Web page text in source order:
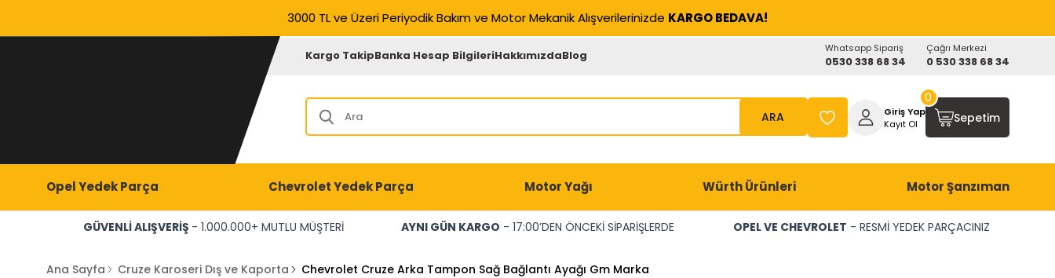
3000 TL ve Üzeri Periyodik Bakım ve Motor Mekanik Alışverilerinizde KARGO BEDAVA!
Kargo TakipBanka Hesap BilgileriHakkımızdaBlog Whatsapp Sipariş
0530 338 68 34
Çağrı Merkezi
0 530 338 68 34
ARA
Giriş Yap
Kayıt Ol
Sepetim
0
Opel Yedek Parça Chevrolet Yedek Parça Motor Yağı Würth Ürünleri Motor Şanzıman
GÜVENLİ ALIŞVERİŞ - 1.000.000+ MUTLU MÜŞTERİ AYNI GÜN KARGO - 17:00’DEN ÖNCEKİ SİPARİŞLERDE OPEL VE CHEVROLET - RESMİ YEDEK PARÇACINIZ
Ana Sayfa Cruze Karoseri Dış ve Kaporta Chevrolet Cruze Arka Tampon Sağ Bağlantı Ayağı Gm Marka